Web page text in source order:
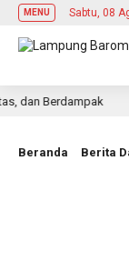
MENU Sabtu, 08
Berdampak
Beranda Berita